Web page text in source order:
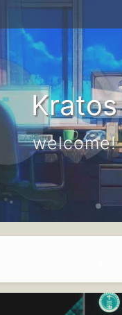
Kratos
welcome!